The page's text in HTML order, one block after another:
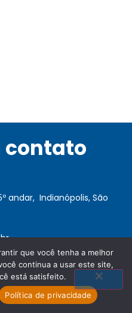
contato
andar, Indianópolis, São
reservados. Política
.
que você tenha a melhor
continua a usar este site,
está satisfeito.
Política de privacidade